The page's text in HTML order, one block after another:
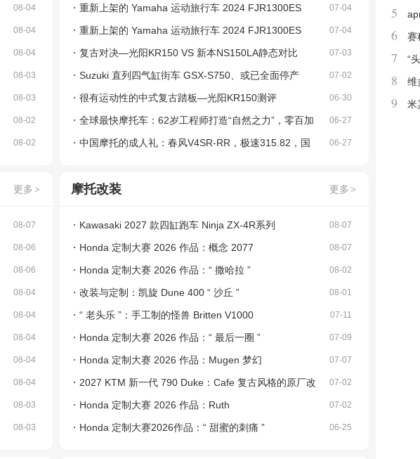
08-04
08-04
08-04
08-03
08-03
08-02
08-02
07-04
重新上架的 Yamaha 运动旅行车 2024 FJR1300ES
07-04
重新上架的 Yamaha 运动旅行车 2024 FJR1300ES
07-03
复古对决—光阳KR150 VS 新本NS150LA静态对比
07-02
Suzuki 直列四气缸街车 GSX-S750、或已全面停产
06-30
很有运动性的中式复古踏板—光阳KR150测评
06-27
全球最快摩托车：62岁工程师打造“自然之力”，零百加
速0.4秒
06-27
中国摩托的成人礼：春风V4SR-RR，极速315.82，国
更多 >
08-07
08-06
08-06
08-04
08-04
08-04
08-04
08-04
08-03
08-03
更多 >
摩托改装
08-07
Kawasaki 2027 款四缸跑车 Ninja ZX-4R系列
08-07
Honda 定制大赛 2026 作品：概念 2077
08-02
Honda 定制大赛 2026 作品：“ 撒哈拉 ”
08-01
改装与定制：凯旋 Dune 400 “ 沙丘 ”
07-11
“ 老头乐 ”：手工制的怪兽 Britten V1000
07-09
Honda 定制大赛 2026 作品：“ 最后一圈 ”
07-07
Honda 定制大赛 2026 作品：Mugen 梦幻
07-02
2027 KTM 新一代 790 Duke：Cafe 复古风格的原厂改
装
07-02
Honda 定制大赛 2026 作品：Ruth
06-25
Honda 定制大赛2026作品：“ 甜蜜的刺痛 ”
车大
5
6
赛
0、
7
“
位展
8
维
北京
9
米